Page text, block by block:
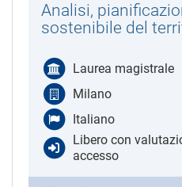
Analisi,
sostenibile del
Laurea magistrale
Milano
Italiano
Libero con
accesso